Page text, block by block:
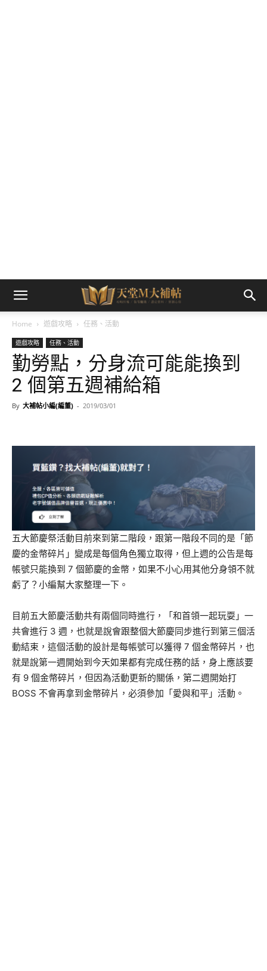
Home 遊戲攻略 任務、活動
遊戲攻略 任務、活動
勤勞點，分身流可能能換到
2 個第五週補給箱
By 大補帖小編(編董) - 2019/03/01
五大節慶祭活動目前來到第二階段，跟第一階段不同的是「節
慶的金幣碎片」變成是每個角色獨立取得，但上週的公告是每
帳號只能換到 7 個節慶的金幣，如果不小心用其他分身領不就
虧了？小編幫大家整理一下。
目前五大節慶活動共有兩個同時進行，「和首領一起玩耍」一
共會進行 3 週，也就是說會跟整個大節慶同步進行到第三個活
動結束，這個活動的設計是每帳號可以獲得 7 個金幣碎片，也
就是說第一週開始到今天如果都有完成任務的話，身上應該要
有 9 個金幣碎片，但因為活動更新的關係，第二週開始打
BOSS 不會再拿到金幣碎片，必須參加「愛與和平」活動。